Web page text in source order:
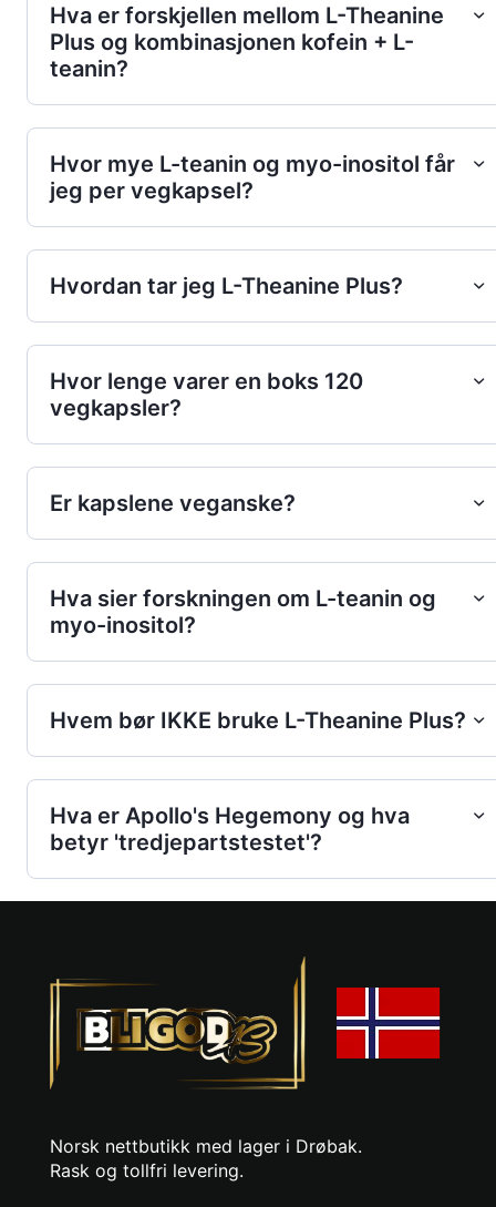
Hva er forskjellen mellom L-Theanine
Plus og kombinasjonen kofein + L-
teanin?
Hvor mye L-teanin og myo-inositol får
jeg per vegkapsel?
Hvordan tar jeg L-Theanine Plus?
Hvor lenge varer en boks 120
vegkapsler?
Er kapslene veganske?
Hva sier forskningen om L-teanin og
myo-inositol?
Hvem bør IKKE bruke L-Theanine Plus?
Hva er Apollo's Hegemony og hva
betyr 'tredjepartstestet'?
Norsk nettbutikk med lager i Drøbak.
Rask og tollfri levering.